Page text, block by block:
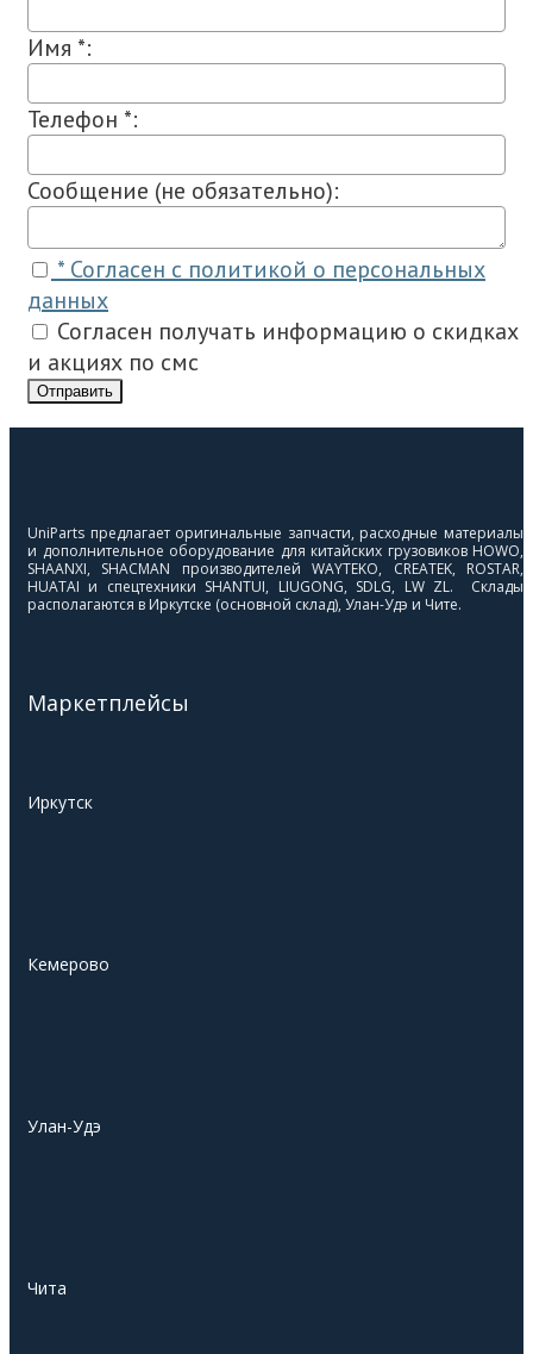
Имя *:
Телефон *:
Сообщение (не обязательно):
* Согласен с политикой о персональных
данных
Согласен получать информацию о скидках
и акциях по смс
Отправить
UniParts предлагает оригинальные запчасти, расходные материалы
и дополнительное оборудование для китайских грузовиков HOWO,
SHAANXI, SHACMAN производителей WAYTEKO, CREATEK, ROSTAR,
HUATAI и спецтехники SHANTUI, LIUGONG, SDLG, LW ZL. Склады
располагаются в Иркутске (основной склад), Улан-Удэ и Чите.
Маркетплейсы
Иркутск
Кемерово
Улан-Удэ
Чита